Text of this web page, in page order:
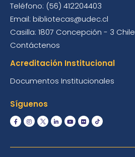
Teléfono: (56) 412204403
Email: bibliotecas@udec.cl
Casilla: 1807 Concepción - 3 Chile
Contáctenos
Acreditación Institucional
Documentos Institucionales
Síguenos